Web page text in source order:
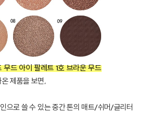
무드 아이 팔레트 1호 브라운 무드
제품을 보면,
으로 쓸 수 있는 중간 톤의 매트/쉬머/글리터